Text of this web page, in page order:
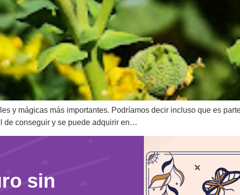
y mágicas más importantes. Podríamos decir incluso que es
de conseguir y se puede adquirir en…
sin